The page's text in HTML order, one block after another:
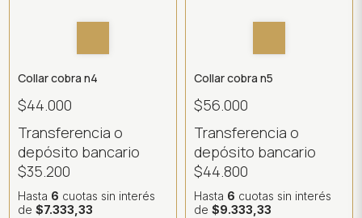
Collar cobra n4
$44.000
Transferencia o
depósito bancario
$35.200
Hasta 6 cuotas sin interés
de$7.333,33
Collar cobra n5
$56.000
Transferencia o
depósito bancario
$44.800
Hasta 6 cuotas sin interés
de $9.333,33